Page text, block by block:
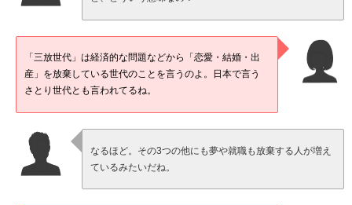
「三放世代」は経済的な問題などから「恋愛・結婚・出
産」を放棄している世代のことを言うのよ。日本で言う
さとり世代とも言われてるね。
なるほど。その3つの他にも夢や就職も放棄する人が増え
ているみたいだね。